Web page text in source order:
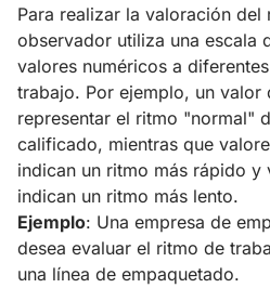
Para realizar la valoración del
observador utiliza una escala
valores numéricos a
trabajo. Por ejemplo, un valor
representar el ritmo "normal"
calificado, mientras que
indican un ritmo más rápido y
indican un ritmo más lento.
Ejemplo: Una empresa de
desea evaluar el ritmo de
una línea de empaquetado.